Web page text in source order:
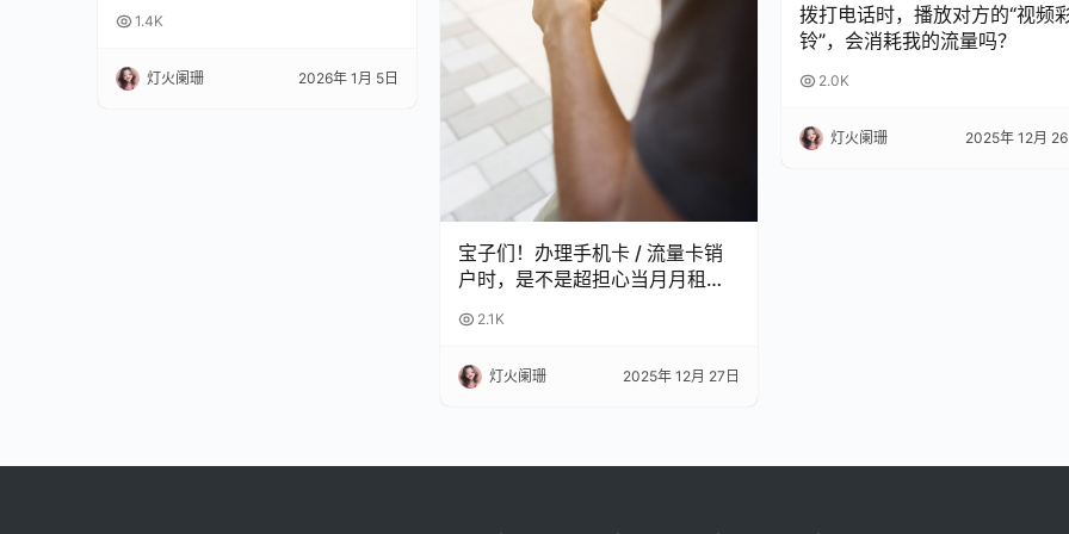
1.4K
灯火阑珊 2026年 1月 5日
宝子们！办理手机卡 / 流量卡销
户时，是不是超担心当月月租白
完再也不怕被坑啦！
2.1K
灯火阑珊 2025年 12月 27日
拨打电话时，播放对方的“视频
铃”，会消耗我的流量吗？
2.0K
灯火阑珊 2025年 12月